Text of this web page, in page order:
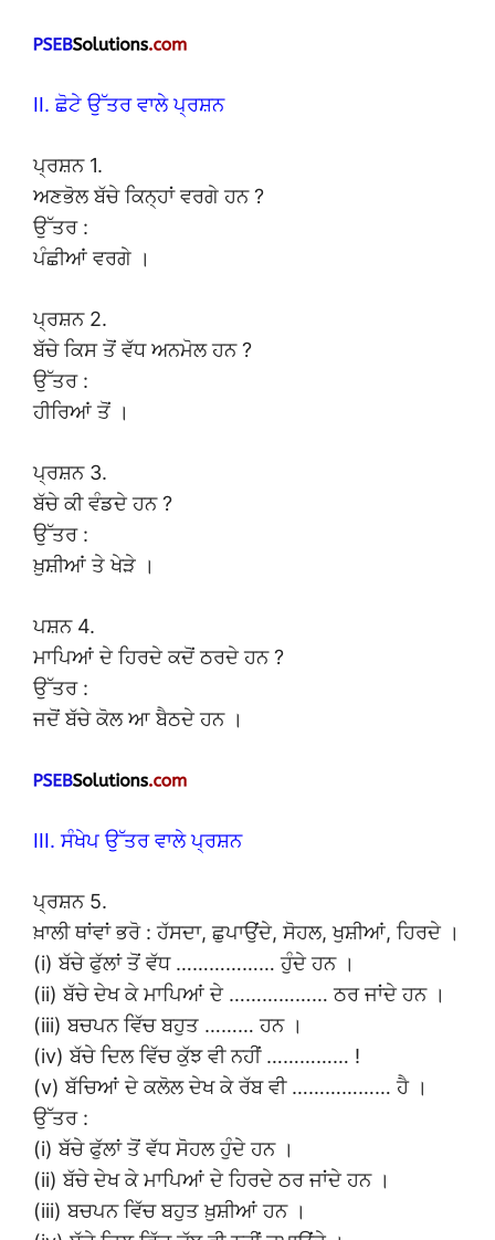
II. ਛੋਟੇ ਉੱਤਰ ਵਾਲੇ ਪ੍ਰਸ਼ਨ
ਪ੍ਰਸ਼ਨ 1.
ਅਣਭੋਲ ਬੱਚੇ ਕਿਨ੍ਹਾਂ ਵਰਗੇ ਹਨ ?
ਉੱਤਰ :
ਪੰਛੀਆਂ ਵਰਗੇ ।
ਪ੍ਰਸ਼ਨ 2.
ਬੱਚੇ ਕਿਸ ਤੋਂ ਵੱਧ ਅਨਮੋਲ ਹਨ ?
ਉੱਤਰ :
ਹੀਰਿਆਂ ਤੋਂ ।
ਪ੍ਰਸ਼ਨ 3.
ਬੱਚੇ ਕੀ ਵੰਡਦੇ ਹਨ ?
ਉੱਤਰ :
ਖ਼ੁਸ਼ੀਆਂ ਤੇ ਖੇੜੇ ।
ਪਸ਼ਨ 4.
ਮਾਪਿਆਂ ਦੇ ਹਿਰਦੇ ਕਦੋਂ ਠਰਦੇ ਹਨ ?
ਉੱਤਰ :
ਜਦੋਂ ਬੱਚੇ ਕੋਲ ਆ ਬੈਠਦੇ ਹਨ ।
III. ਸੰਖੇਪ ਉੱਤਰ ਵਾਲੇ ਪ੍ਰਸ਼ਨ
ਪ੍ਰਸ਼ਨ 5.
ਖ਼ਾਲੀ ਥਾਂਵਾਂ ਭਰੋ : ਹੱਸਦਾ, ਛੁਪਾਉਂਦੇ, ਸੋਹਲ, ਖੁਸ਼ੀਆਂ, ਹਿਰਦੇ ।
(i) ਬੱਚੇ ਫੁੱਲਾਂ ਤੋਂ ਵੱਧ ……………… ਹੁੰਦੇ ਹਨ ।
(ii) ਬੱਚੇ ਦੇਖ ਕੇ ਮਾਪਿਆਂ ਦੇ ……………… ਠਰ ਜਾਂਦੇ ਹਨ ।
(iii) ਬਚਪਨ ਵਿੱਚ ਬਹੁਤ ……… ਹਨ ।
(iv) ਬੱਚੇ ਦਿਲ ਵਿੱਚ ਕੁੱਝ ਵੀ ਨਹੀਂ …………… !
(v) ਬੱਚਿਆਂ ਦੇ ਕਲੋਲ ਦੇਖ ਕੇ ਰੱਬ ਵੀ ……………… ਹੈ ।
ਉੱਤਰ :
(i) ਬੱਚੇ ਫੁੱਲਾਂ ਤੋਂ ਵੱਧ ਸੋਹਲ ਹੁੰਦੇ ਹਨ ।
(ii) ਬੱਚੇ ਦੇਖ ਕੇ ਮਾਪਿਆਂ ਦੇ ਹਿਰਦੇ ਠਰ ਜਾਂਦੇ ਹਨ ।
(iii) ਬਚਪਨ ਵਿੱਚ ਬਹੁਤ ਖ਼ੁਸ਼ੀਆਂ ਹਨ ।